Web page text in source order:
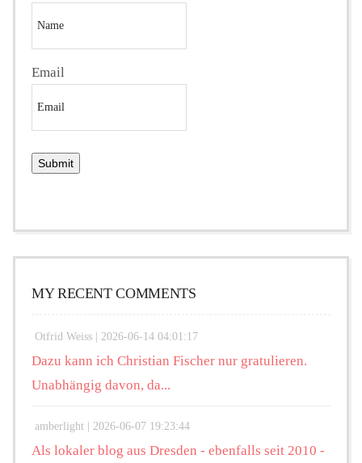
Email
MY RECENT COMMENTS
Otfrid Weiss | 2026-06-14 04:01:17
Dazu kann ich Christian Fischer nur gratulieren.
Unabhängig davon, da...
amberlight | 2026-06-07 19:23:44
Als lokaler blog aus Dresden - ebenfalls seit 2010 -